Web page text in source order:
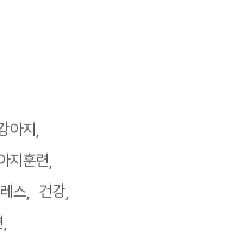
아지
지훈련
스
건강